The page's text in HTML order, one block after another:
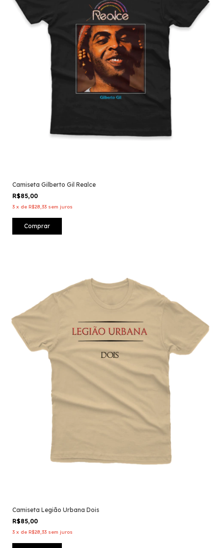
Camiseta Gilberto Gil Realce
R$85,00
3 x de R$28,33 sem juros
Comprar
Camiseta Legião Urbana Dois
R$85,00
3 x de R$28,33 sem juros